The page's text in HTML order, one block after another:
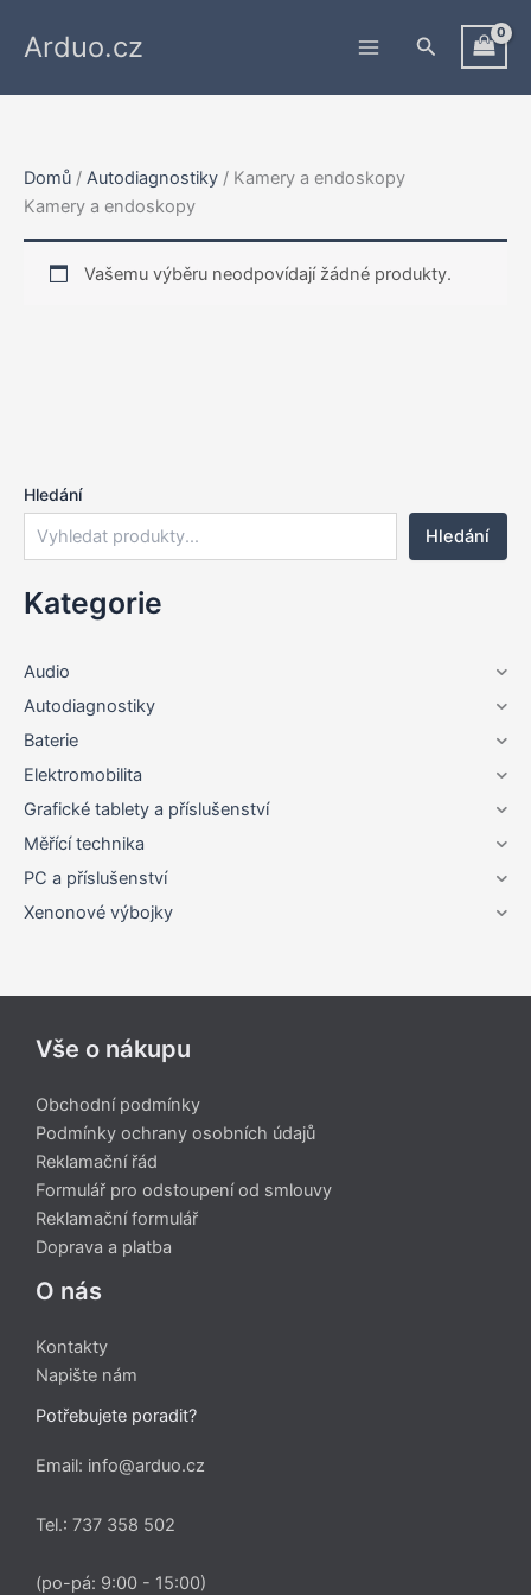
Arduo.cz Hledat
Hledání
Hledání
Kategorie
Audio
Autodiagnostiky
Baterie
Elektromobilita
Grafické tablety a příslušenství
Měřící technika
PC a příslušenství
Xenonové výbojky
Domů / Autodiagnostiky / Kamery a endoskopy
Kamery a endoskopy
Vašemu výběru neodpovídají žádné produkty.
Vše o nákupu
Obchodní podmínky
Podmínky ochrany osobních údajů
Reklamační řád
Formulář pro odstoupení od smlouvy
Reklamační formulář
Doprava a platba
O nás
Kontakty
Napište nám
Potřebujete poradit?
Email: info@arduo.cz
Tel.: 737 358 502
(po-pá: 9:00 - 15:00)